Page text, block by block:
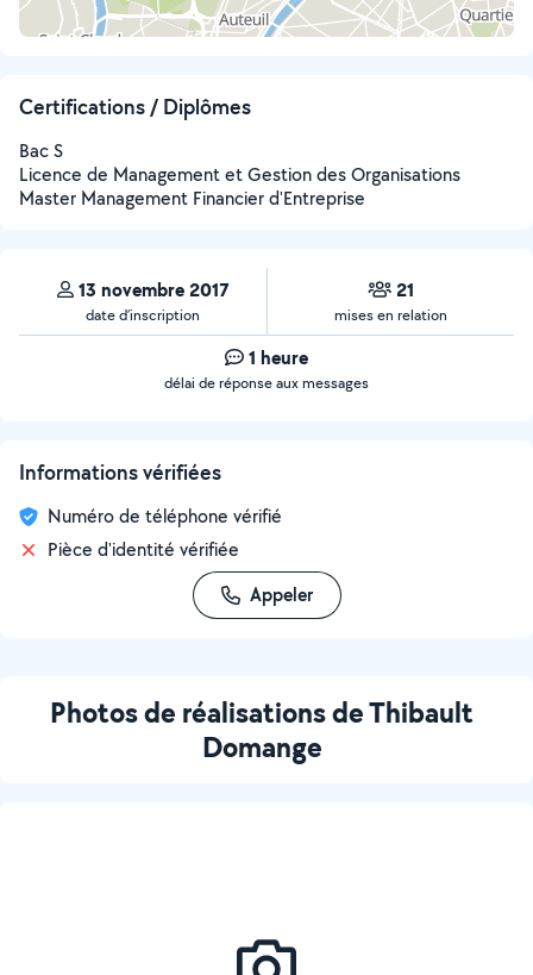
Certifications / Diplômes
Bac S
Licence de Management et Gestion des Organisations
Master Management Financier d'Entreprise
13 novembre 2017
date d’inscription
21
mises en relation
1 heure
délai de réponse aux messages
Informations vérifiées
Numéro de téléphone vérifié
Pièce d'identité vérifiée
Appeler
Photos de réalisations de Thibault
Domange